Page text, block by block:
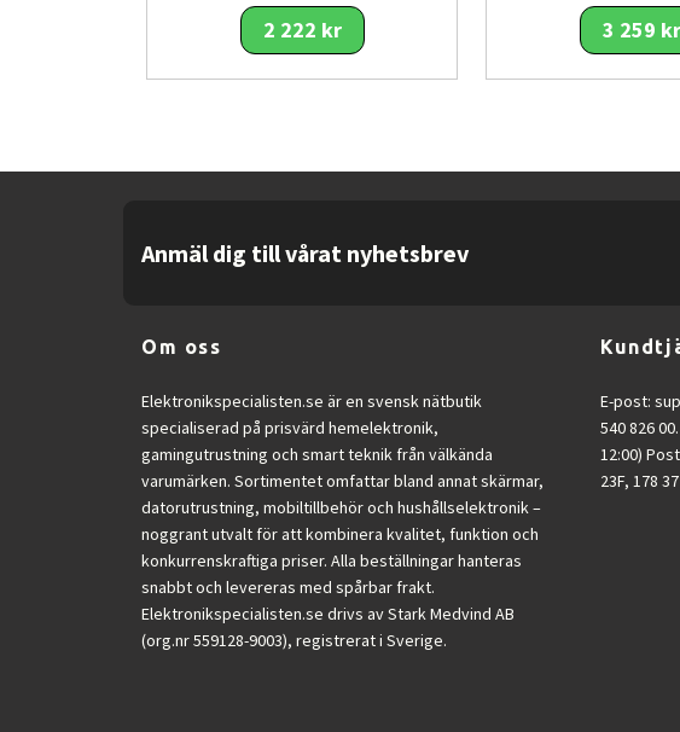
Tunnt ramdesign
passar multi-monitor setup.
Eyesafe Certified 2.0
bidrar till minskad ögonbelastning.
Mycket snabb skärm som passar e-sport och FPS-spel.
Ergonomiska justeringsmöjligheter ger bättre komfort.
USB-hubb minskar behov av extra anslutningar.
Lämplig för multi-monitor uppsättning.
Modern design passar gamingriggar.
Enkel installation och bred kompatibilitet.
Hög ljusstyrka ger tydlig bild.
Flexibel användning även för arbete.
Minskad ögonbelastning vid längre sessioner.
Stabil och pålitlig konstruktion.
2 222 kr 3 259 kr
Anmäl dig till vårat nyhetsbrev
Om oss
Elektronikspecialisten.se är en svensk nätbutik
specialiserad på prisvärd hemelektronik,
gamingutrustning och smart teknik från välkända
varumärken. Sortimentet omfattar bland annat skärmar,
datorutrustning, mobiltillbehör och hushållselektronik –
noggrant utvalt för att kombinera kvalitet, funktion och
konkurrenskraftiga priser. Alla beställningar hanteras
snabbt och levereras med spårbar frakt.
Elektronikspecialisten.se drivs av Stark Medvind AB
(org.nr 559128-9003), registrerat i Sverige.
E-post:
540 826
12:00)
23F, 178